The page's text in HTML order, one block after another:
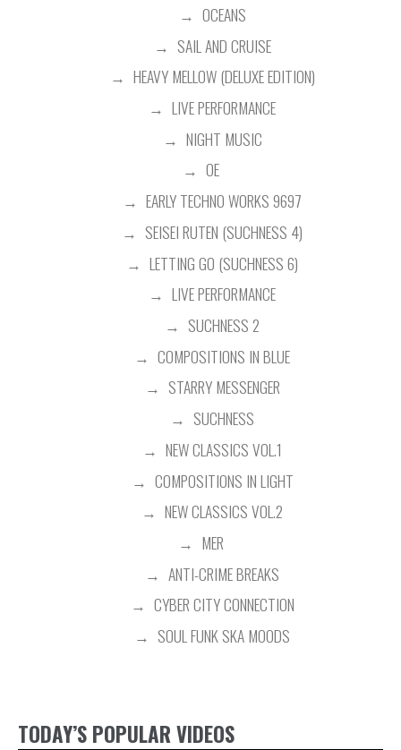
OCEANS
SAIL AND CRUISE
HEAVY MELLOW (DELUXE EDITION)
LIVE PERFORMANCE
NIGHT MUSIC
OE
EARLY TECHNO WORKS 9697
SEISEI RUTEN (SUCHNESS 4)
LETTING GO (SUCHNESS 6)
LIVE PERFORMANCE
SUCHNESS 2
COMPOSITIONS IN BLUE
STARRY MESSENGER
SUCHNESS
NEW CLASSICS VOL.1
COMPOSITIONS IN LIGHT
NEW CLASSICS VOL.2
MER
ANTI-CRIME BREAKS
CYBER CITY CONNECTION
SOUL FUNK SKA MOODS
TODAY’S POPULAR VIDEOS